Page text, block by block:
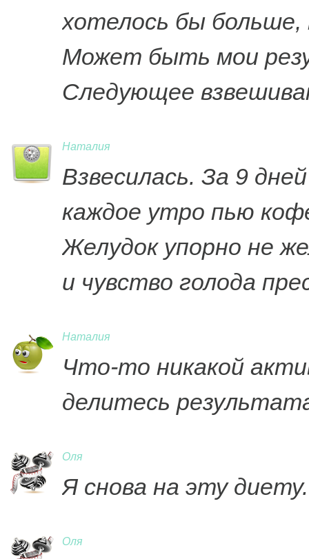
хотелось бы
Может быть мои
Следующее
Наталия
Взвесилась. За 9
каждое утро пью
Желудок упорно не
и чувство голода
Наталия
Что-то никакой
делитесь
Оля
Я снова на эту
Оля